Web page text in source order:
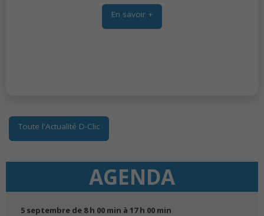
En savoir +
dans le quartier de Cronenbourg.
Toute l'Actualité D-Clic
AGENDA
5 septembre de 8 h 00 min à 17 h 00 min